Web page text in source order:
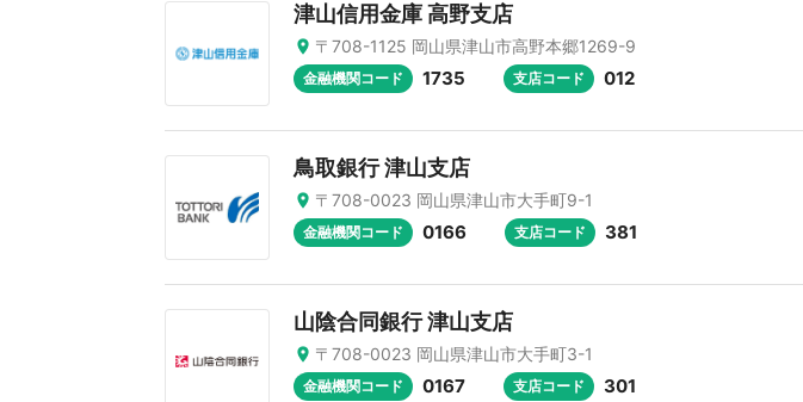
津山信用金庫 高野支店
〒708-1125 岡山県津山市高野本郷1269-9
金融機関コード 1735 支店コード 012
鳥取銀行 津山支店
〒708-0023 岡山県津山市大手町9-1
金融機関コード 0166 支店コード 381
山陰合同銀行 津山支店
〒708-0023 岡山県津山市大手町3-1
金融機関コード 0167 支店コード 301